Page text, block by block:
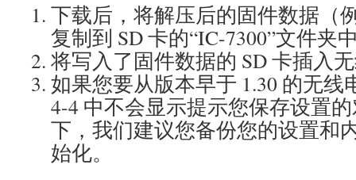
下载后，将解压后的固件数据（
复制到 SD 卡的“IC-7300”文件夹
将写入了固件数据的 SD 卡插入
如果您要从版本早于 1.30 的无线
4-4 中不会显示提示您保存设置
下，我们建议您备份您的设置和
始化。